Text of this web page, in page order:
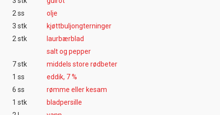
2 ss
olje
3 stk
kjøttbuljongterninger
2 stk
laurbærblad
salt og pepper
7 stk
middels store rødbeter
1 ss
eddik, 7 %
6 ss
rømme eller kesam
1 stk
bladpersille